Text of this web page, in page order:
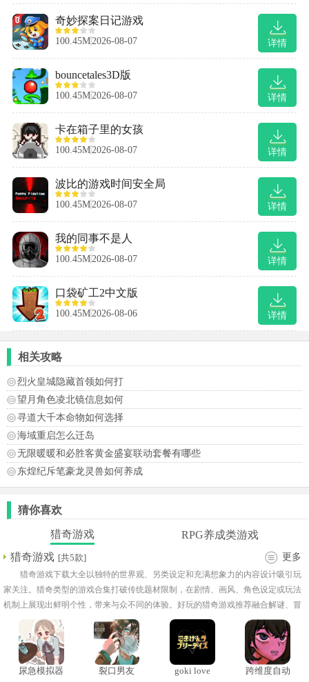
详情
奇妙探案日记游戏
100.45M 2026-08-07
详情
bouncetales3D版
100.45M 2026-08-07
详情
卡在箱子里的女孩
100.45M 2026-08-07
详情
波比的游戏时间安全局
100.45M 2026-08-07
详情
我的同事不是人
100.45M 2026-08-07
详情
口袋矿工2中文版
100.45M 2026-08-06
相关攻略
烈火皇城隐藏首领如何打
望月角色凌北镜信息如何
寻道大千本命物如何选择
海域重启怎么迁岛
无限暖暖和必胜客黄金盛宴联动套餐有哪些
东煌纪斥笔豪龙灵兽如何养成
猜你喜欢
猎奇游戏
RPG养成类游戏
猎奇游戏 [共5款] 更多
猎奇游戏下载大全以独特的世界观、另类设定和充满想象力的内容设计吸引玩
家关注。猎奇类型的游戏合集打破传统题材限制，在剧情、画风、角色设定或玩法
机制上展现出鲜明个性，带来与众不同的体验。好玩的猎奇游戏推荐融合解谜、冒
险、生存和心理悬疑等元素，通过新颖的故事表现方式和特殊氛围塑造，为玩家带
来强烈的探索欲望。
尿急模拟器 裂口男友 goki love
跨维度自动